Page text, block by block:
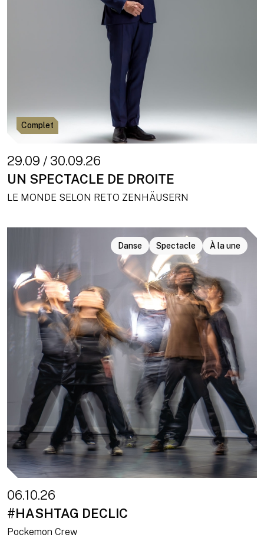
Complet
29.09 / 30.09.26
UN SPECTACLE DE DROITE
LE MONDE SELON RETO ZENHÄUSERN
Danse Spectacle À la une
06.10.26
#HASHTAG DECLIC
Pockemon Crew